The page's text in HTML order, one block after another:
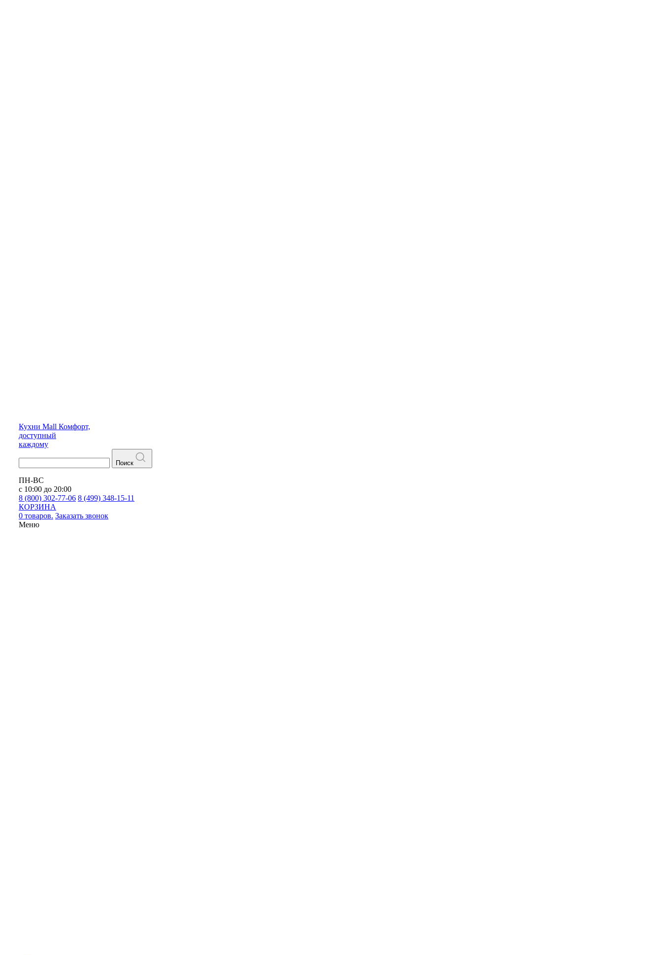
Кухни Mall Комфорт,
доступный
каждому
Поиск
ПН-ВС
с 10:00 до 20:00
8 (800) 302-77-06 8 (499) 348-15-11
КОРЗИНА
0 товаров. Заказать звонок
Меню